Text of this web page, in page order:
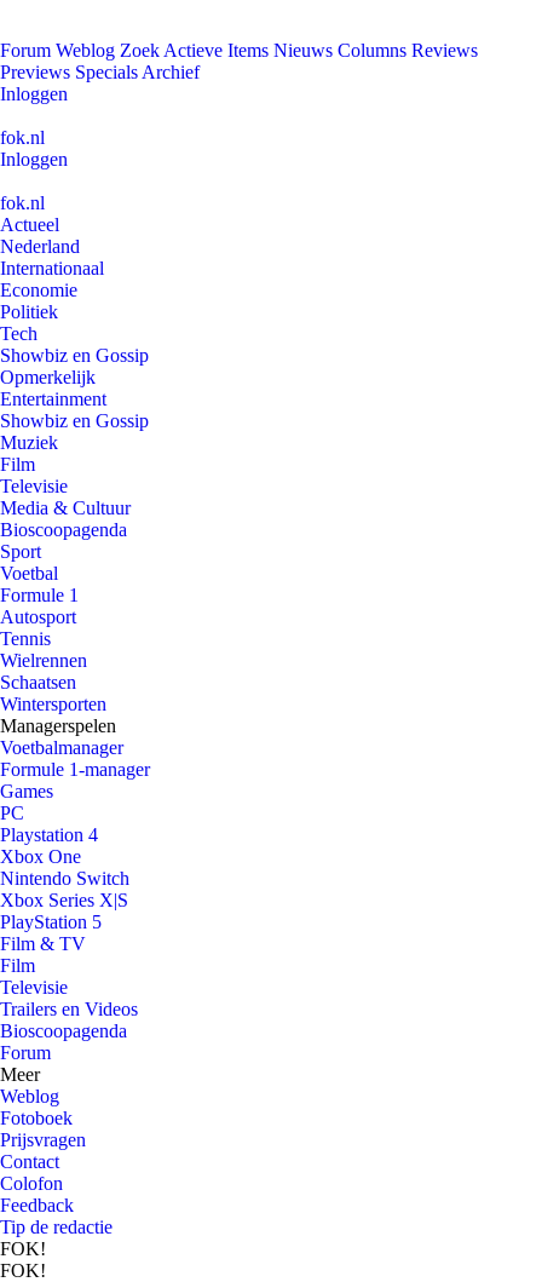
Forum Weblog Zoek Actieve Items Nieuws Columns Reviews
Previews Specials Archief
Inloggen
fok.nl
Inloggen
fok.nl
Actueel
Nederland
Internationaal
Economie
Politiek
Tech
Showbiz en Gossip
Opmerkelijk
Entertainment
Showbiz en Gossip
Muziek
Film
Televisie
Media & Cultuur
Bioscoopagenda
Sport
Voetbal
Formule 1
Autosport
Tennis
Wielrennen
Schaatsen
Wintersporten
Managerspelen
Voetbalmanager
Formule 1-manager
Games
PC
Playstation 4
Xbox One
Nintendo Switch
Xbox Series X|S
PlayStation 5
Film & TV
Film
Televisie
Trailers en Videos
Bioscoopagenda
Forum
Meer
Weblog
Fotoboek
Prijsvragen
Contact
Colofon
Feedback
Tip de redactie
FOK!
FOK!